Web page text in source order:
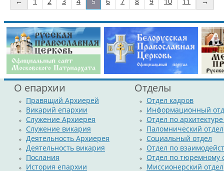
По окончании богослужения Владыка Стефан поздравил
За богослужением владыка Амвросий вознес молитвы о
О епархии
Правящий Архиерей
Викарий епархии
Служение Архиерея
Служение викария
Деятельность Архиерея
Деятельность викария
Послания
История епархии
Отделы
Отдел кадров
Информационный
Отдел по
Паломнический отдел
Социальный отдел
Отдел по
Отдел по тюремному
Миссионерский отдел